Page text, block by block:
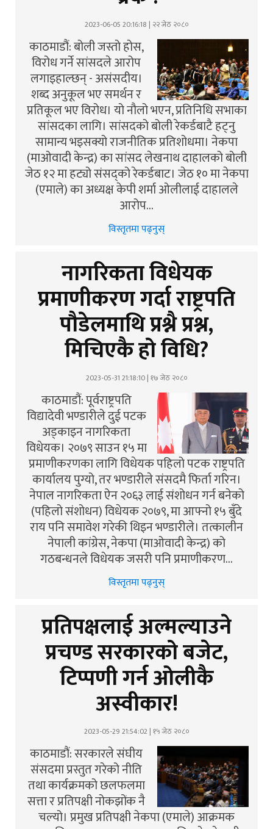
2023-06-05 20:16:18 | २२ जेठ २०८०
काठमाडौं: बोली जस्तो होस,
विरोध गर्ने सांसदले आरोप
लगाइहाल्छन् - असंसदीय।
शब्द अनुकूल भए समर्थन र
प्रतिकूल भए विरोध। यो नौलो भएन, प्रतिनिधि सभाका
सांसदका लागि। सांसदको बोली रेकर्डबाटै हट्नु
सामान्य भइसक्यो राजनीतिक प्रतिशोधमा। नेकपा
(माओवादी केन्द्र) का सांसद लेखनाथ दाहालको बोली
जेठ १२ मा हट्यो संसद्को रेकर्डबाट। जेठ १० मा नेकपा
(एमाले) का अध्यक्ष केपी शर्मा ओलीलाई दाहालले
आरोप…
विस्तृतमा पढ्नुस्
नागरिकता विधेयक
प्रमाणीकरण गर्दा राष्ट्रपति
पौडेलमाथि प्रश्नै प्रश्न,
मिचिएकै हो विधि?
2023-05-31 21:18:10 | १७ जेठ २०८०
काठमाडौं: पूर्वराष्ट्रपति
विद्यादेवी भण्डारीले दुई पटक
अड्काइन नागरिकता
विधेयक। २०७९ साउन १५ मा
प्रमाणीकरणका लागि विधेयक पहिलो पटक राष्ट्रपति
कार्यालय पुग्यो, तर भण्डारीले संसदमै फिर्ता गरिन।
नेपाल नागरिकता ऐन २०६३ लाई संशोधन गर्न बनेको
(पहिलो संशोधन) विधेयक २०७९, मा आफ्नो १५ बुँदे
राय पनि समावेश गरेकी थिइन भण्डारीले। तत्कालीन
नेपाली कांग्रेस, नेकपा (माओवादी केन्द्र) को
गठबन्धनले विधेयक जसरी पनि प्रमाणीकरण…
विस्तृतमा पढ्नुस्
प्रतिपक्षलाई अल्मल्याउने
प्रचण्ड सरकारको बजेट,
टिप्पणी गर्न ओलीकै
अस्वीकार!
2023-05-29 21:54:02 | १५ जेठ २०८०
काठमाडौं: सरकारले संघीय
संसदमा प्रस्तुत गरेको नीति
तथा कार्यक्रमको छलफलमा
सत्ता र प्रतिपक्षी नोकझोंक नै
चल्यो। प्रमुख प्रतिपक्षी नेकपा (एमाले) आक्रमक